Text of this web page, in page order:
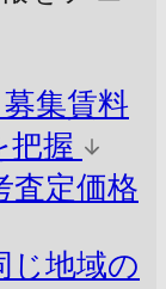
集賃料
把握
査定価格
じ地域の